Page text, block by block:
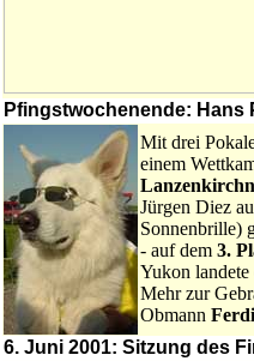
Pfingstwochenende: Hans
Mit drei
einem
Jürgen Diez
Sonnenbrille)
- auf dem 3.
Yukon landete
Mehr zur
Obmann
6. Juni 2001: Sitzung des